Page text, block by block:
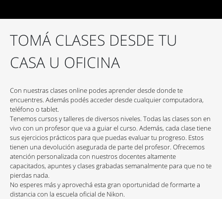
TOMÁ CLASES DESDE TU
CASA U OFICINA
Con nuestras clases online podes aprender desde donde te
encuentres. Además podés acceder desde cualquier computadora,
teléfono o tablet.
Tenemos cursos y talleres de diversos niveles. Todas las clases son en
vivo con un profesor que va a guiar el curso. Además, cada clase tiene
sus ejercicios prácticos para que puedas evaluar tu progreso. Estos
tienen una devolución asegurada de parte del profesor. Ofrecemos
atención personalizada con nuestros docentes altamente
capacitados, apuntes y clases grabadas semanalmente para que no te
pierdas nada.
No esperes más y aprovechá esta gran oportunidad de formarte a
distancia con la escuela oficial de Nikon.